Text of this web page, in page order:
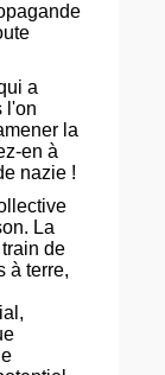
a
l'on
la
en à
nazie !
La
de
à terre,